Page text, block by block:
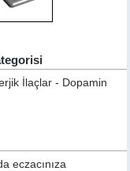
İlaçlar - Dopamin
eczacınıza